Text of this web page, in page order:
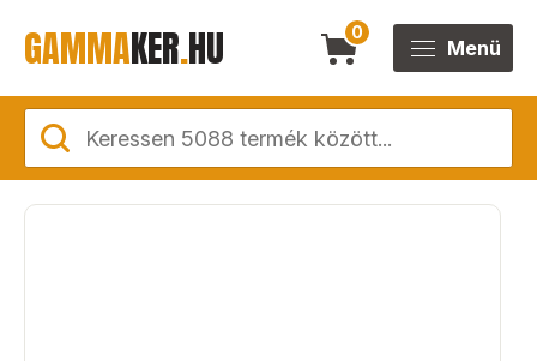
GAMMAKER.HU 0
Menü